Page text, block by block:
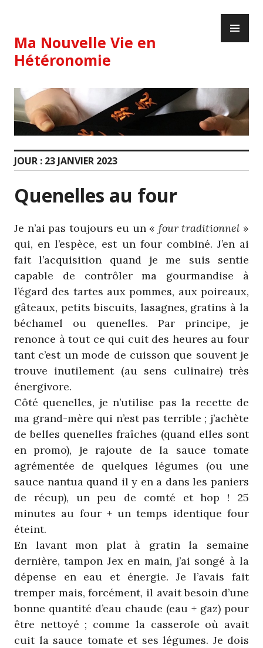
content
Ma Nouvelle Vie en
Hétéronomie
JOUR : 23 JANVIER 2023
Quenelles au four
Je n’ai pas toujours eu un « four traditionnel »
qui, en l’espèce, est un four combiné. J’en ai
fait l’acquisition quand je me suis sentie
capable de contrôler ma gourmandise à
l’égard des tartes aux pommes, aux poireaux,
gâteaux, petits biscuits, lasagnes, gratins à la
béchamel ou quenelles. Par principe, je
renonce à tout ce qui cuit des heures au four
tant c’est un mode de cuisson que souvent je
trouve inutilement (au sens culinaire) très
énergivore.
Côté quenelles, je n’utilise pas la recette de
ma grand-mère qui n’est pas terrible ; j’achète
de belles quenelles fraîches (quand elles sont
en promo), je rajoute de la sauce tomate
agrémentée de quelques légumes (ou une
sauce nantua quand il y en a dans les paniers
de récup), un peu de comté et hop ! 25
minutes au four + un temps identique four
éteint.
En lavant mon plat à gratin la semaine
dernière, tampon Jex en main, j’ai songé à la
dépense en eau et énergie. Je l’avais fait
tremper mais, forcément, il avait besoin d’une
bonne quantité d’eau chaude (eau + gaz) pour
être nettoyé ; comme la casserole où avait
cuit la sauce tomate et ses légumes. Je dois